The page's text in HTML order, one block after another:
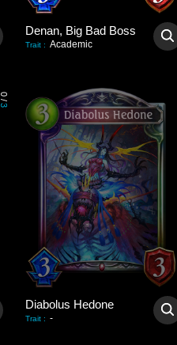
Denan, Big Bad Boss
Trait : Academic
0
/
3
Diabolus Hedone
Trait : -